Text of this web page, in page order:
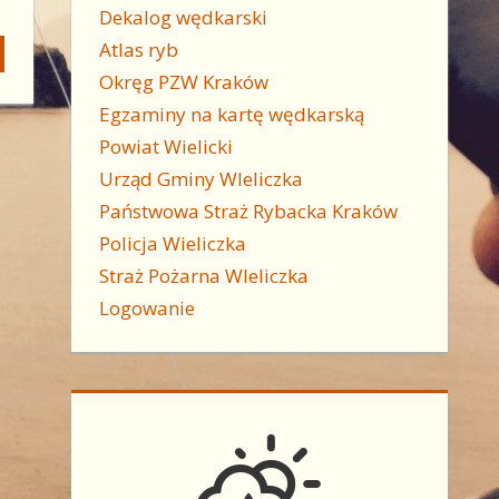
Dekalog wędkarski
Atlas ryb
Okręg PZW Kraków
Egzaminy na kartę wędkarską
Powiat Wielicki
Urząd Gminy WIeliczka
Państwowa Straż Rybacka Kraków
Policja Wieliczka
Straż Pożarna WIeliczka
Logowanie